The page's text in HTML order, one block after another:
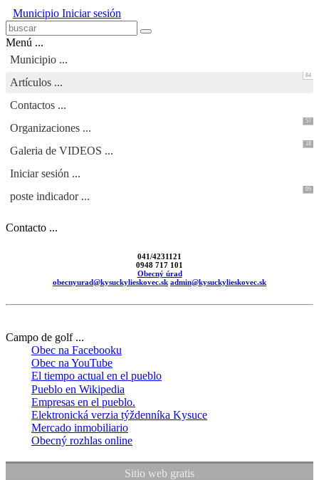
Municipio Iniciar sesión
Menú ...
Municipio ...
Artículos ...
84
Contactos ...
Organizaciones ...
57
Galeria de VIDEOS ...
18
Iniciar sesión ...
poste indicador ...
95
Contacto ...
041/4231121
0948 717 101
Obecný úrad
obecnyurad@kysuckylieskovec.sk admin@kysuckylieskovec.sk
Campo de golf ...
Obec na Facebooku
Obec na YouTube
El tiempo actual en el pueblo
Pueblo en Wikipedia
Empresas en el pueblo.
Elektronická verzia týždenníka Kysuce
Mercado inmobiliario
Obecný rozhlas online
Sitio web gratis